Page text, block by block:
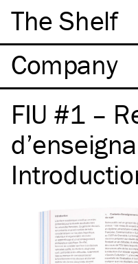
The Shelf
Company
FIU #1 –